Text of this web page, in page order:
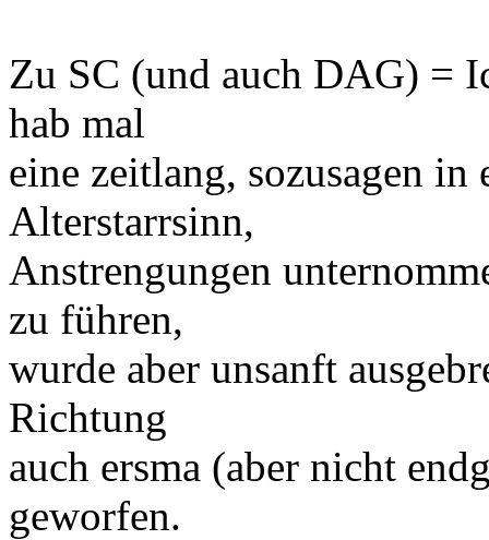
Zu SC (und auch DAG) =
hab mal
eine zeitlang, sozusagen
Alterstarrsinn,
Anstrengungen
zu führen,
wurde aber unsanft
Richtung
auch ersma (aber nicht
geworfen.